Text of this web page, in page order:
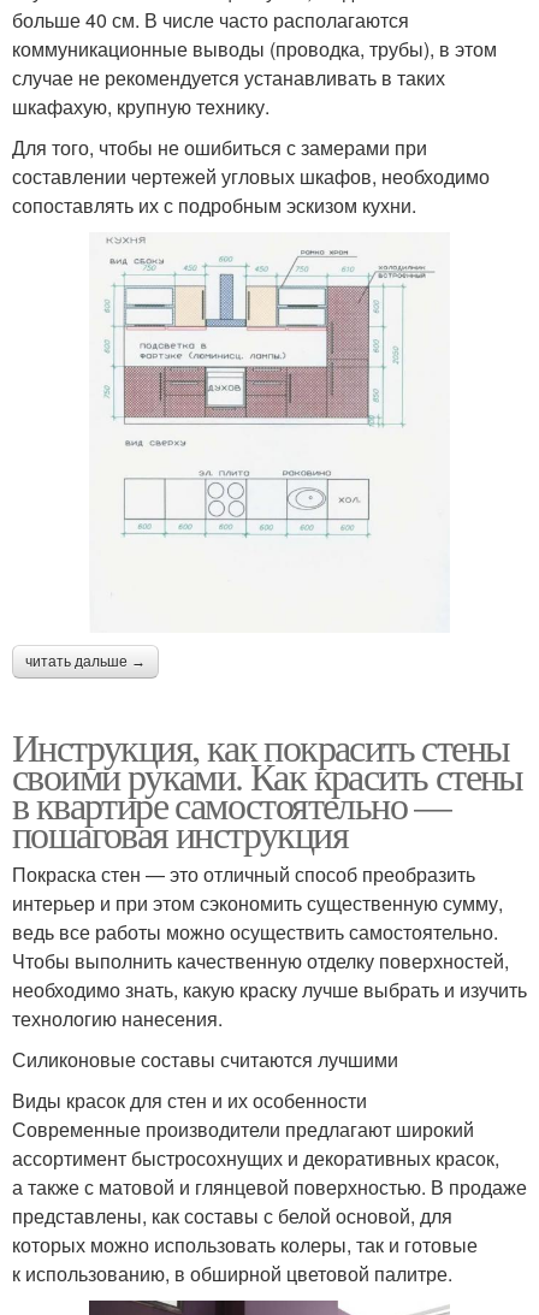
больше 40 см. В числе часто располагаются
коммуникационные выводы (проводка, трубы), в этом
случае не рекомендуется устанавливать в таких
шкафахую, крупную технику.
Для того, чтобы не ошибиться с замерами при
составлении чертежей угловых шкафов, необходимо
сопоставлять их с подробным эскизом кухни.
читать дальше →
Инструкция, как покрасить стены
своими руками. Как красить стены
в квартире самостоятельно —
пошаговая инструкция
Покраска стен — это отличный способ преобразить
интерьер и при этом сэкономить существенную сумму,
ведь все работы можно осуществить самостоятельно.
Чтобы выполнить качественную отделку поверхностей,
необходимо знать, какую краску лучше выбрать и изучить
технологию нанесения.
Силиконовые составы считаются лучшими
Виды красок для стен и их особенности
Современные производители предлагают широкий
ассортимент быстросохнущих и декоративных красок,
а также с матовой и глянцевой поверхностью. В продаже
представлены, как составы с белой основой, для
которых можно использовать колеры, так и готовые
к использованию, в обширной цветовой палитре.